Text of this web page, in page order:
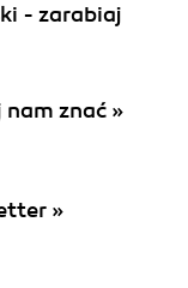
- zarabiaj
znać »
»